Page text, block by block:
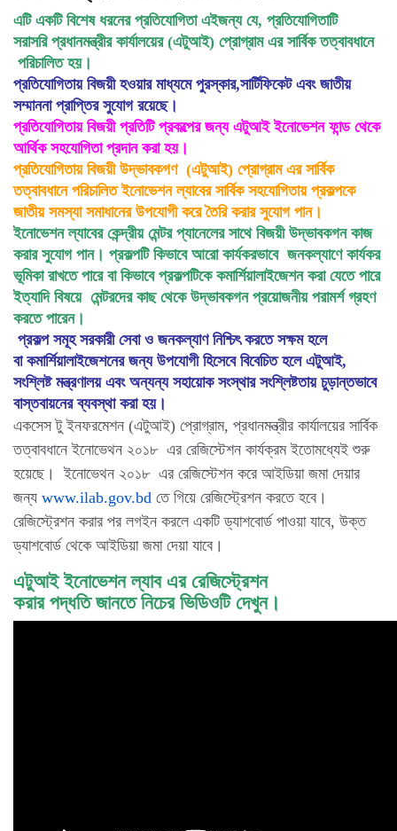
এটি একটি বিশেষ ধরনের প্রতিযোগিতা এইজন্য যে, প্রতিযোগিতাটি
সরাসরি প্রধানমন্ত্রীর কার্যালয়ের (এটুআই) প্রোগ্রাম এর সার্বিক তত্বাবধানে
পরিচালিত হয়।
প্রতিযোগিতায় বিজয়ী হওয়ার মাধ্যমে পুরস্কার,সার্টিফিকেট এবং জাতীয়
সম্মাননা প্রাপ্তির সুযোগ রয়েছে।
প্রতিযোগিতায় বিজয়ী প্রতিটি প্রকল্পের জন্য এটুআই ইনোভেশন ফান্ড থেকে
আর্থিক সহযোগিতা প্রদান করা হয়।
প্রতিযোগিতায় বিজয়ী উদ্ভাবকগণ (এটুআই) প্রোগ্রাম এর সার্বিক
তত্বাবধানে পরিচালিত ইনোভেশন ল্যাবের সার্বিক সহযোগিতায় প্রকল্পকে
জাতীয় সমস্যা সমাধানের উপযোগী করে তৈরি করার সুযোগ পান।
ইনোভেশন ল্যাবের কেন্দ্রীয় মেন্টর প্যানেলের সাথে বিজয়ী উদ্ভাবকগন কাজ
করার সুযোগ পান। প্রকল্পটি কিভাবে আরো কার্যকরভাবে জনকল্যাণে কার্যকর
ভূমিকা রাখতে পারে বা কিভাবে প্রকল্পটিকে কমার্শিয়ালাইজেশন করা যেতে পারে
ইত্যাদি বিষয়ে মেন্টরদের কাছ থেকে উদ্ভাবকগন প্রয়োজনীয় পরামর্শ গ্রহণ
করতে পারেন।
প্রকল্প সমূহ সরকারী সেবা ও জনকল্যাণ নিশ্চিৎ করতে সক্ষম হলে
বা কমার্শিয়ালাইজেশনের জন্য উপযোগী হিসেবে বিবেচিত হলে এটুআই,
সংশ্লিষ্ট মন্ত্রণালয় এবং অন্যন্য সহায়োক সংস্থার সংশ্লিষ্টতায় চুড়ান্তভাবে
বাস্তবায়নের ব্যবস্থা করা হয়।
একসেস টু ইনফরমেশন (এটুআই) প্রোগ্রাম, প্রধানমন্ত্রীর কার্যালয়ের সার্বিক
তত্বাবধানে ইনোভেথন ২০১৮ এর রেজিস্টেশন কার্যক্রম ইতোমধ্যেই শুরু
হয়েছে। ইনোভেথন ২০১৮ এর রেজিস্টেশন করে আইডিয়া জমা দেয়ার
জন্য www.ilab.gov.bd তে গিয়ে রেজিস্ট্রেশন করতে হবে।
রেজিস্ট্রেশন করার পর লগইন করলে একটি ড্যাশবোর্ড পাওয়া যাবে, উক্ত
ড্যাশবোর্ড থেকে আইডিয়া জমা দেয়া যাবে।
এটুআই ইনোভেশন ল্যাব এর রেজিস্ট্রেশন
করার পদ্ধতি জানতে নিচের ভিডিওটি দেখুন।